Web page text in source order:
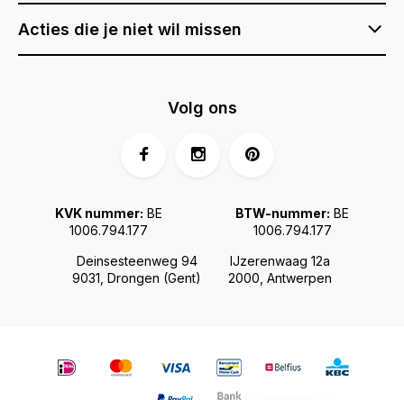
Acties die je niet wil missen
Deinsesteenweg 94
9031, Drongen (Gent)
IJzerenwaag 12a
2000, Antwerpen
KVK nummer: BE
1006.794.177
BTW-nummer: BE
1006.794.177
Volg ons